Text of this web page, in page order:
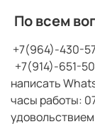
По всем
+7(964)-430-
+7(914)-651-
написать
часы работы: